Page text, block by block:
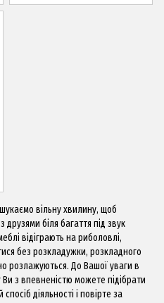
вільну хвилину, щоб
біля багаття під звук
відіграють на риболовлі,
без розкладужки, розкладного
розлажуються. До Вашої уваги в
з впевненістю можете підібрати
діяльності і повірте за